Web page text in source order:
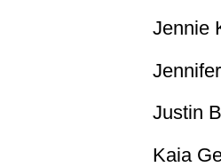
Jennie
Justin
Kaia